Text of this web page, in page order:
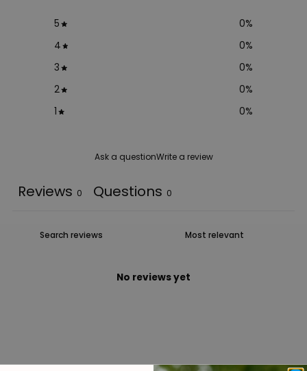
5 0%
4
0%
3
0%
2
0%
1
0%
Ask a questionWrite a review
Reviews 0 Questions 0
No reviews yet